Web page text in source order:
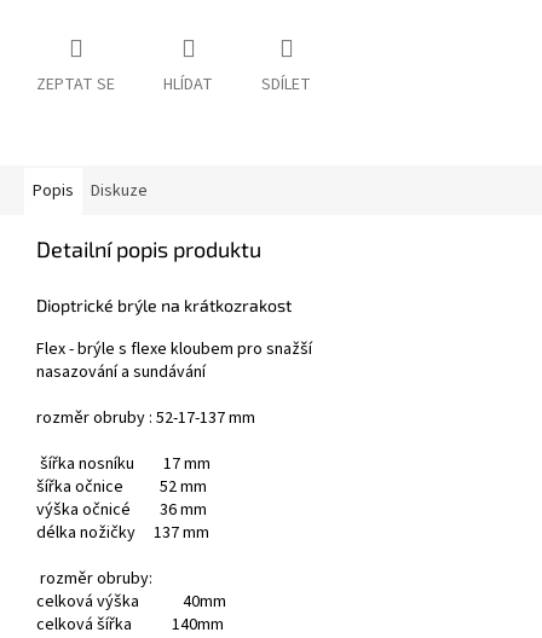
ZEPTAT SE HLÍDAT SDÍLET
Popis Diskuze
Detailní popis produktu
Dioptrické brýle na krátkozrakost
Flex - brýle s flexe kloubem pro snažší
nasazování a sundávání
rozměr obruby : 52-17-137 mm
šířka nosníku 17 mm
šířka očnice 52 mm
výška očnicé 36 mm
délka nožičky 137 mm
rozměr obruby:
celková výška 40mm
celková šířka 140mm